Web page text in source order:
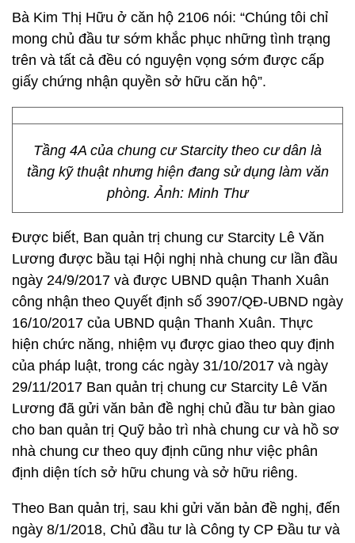
Bà Kim Thị Hữu ở căn hộ 2106 nói: “Chúng tôi chỉ
mong chủ đầu tư sớm khắc phục những tình trạng
trên và tất cả đều có nguyện vọng sớm được cấp
giấy chứng nhận quyền sở hữu căn hộ”.
Tầng 4A của chung cư Starcity theo cư dân là
tầng kỹ thuật nhưng hiện đang sử dụng làm văn
phòng. Ảnh: Minh Thư
Được biết, Ban quản trị chung cư Starcity Lê Văn
Lương được bầu tại Hội nghị nhà chung cư lần đầu
ngày 24/9/2017 và được UBND quận Thanh Xuân
công nhận theo Quyết định số 3907/QĐ-UBND ngày
16/10/2017 của UBND quận Thanh Xuân. Thực
hiện chức năng, nhiệm vụ được giao theo quy định
của pháp luật, trong các ngày 31/10/2017 và ngày
29/11/2017 Ban quản trị chung cư Starcity Lê Văn
Lương đã gửi văn bản đề nghị chủ đầu tư bàn giao
cho ban quản trị Quỹ bảo trì nhà chung cư và hồ sơ
nhà chung cư theo quy định cũng như việc phân
định diện tích sở hữu chung và sở hữu riêng.
Theo Ban quản trị, sau khi gửi văn bản đề nghị, đến
ngày 8/1/2018, Chủ đầu tư là Công ty CP Đầu tư và